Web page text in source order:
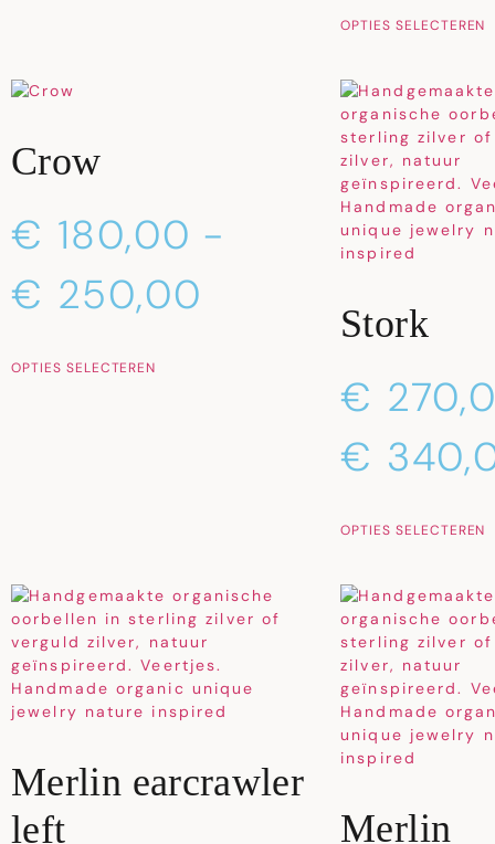
OPTIES SELECTEREN
Crow
€ 180,00 -
€ 250,00
OPTIES SELECTEREN
Stork
€
€
OPTIES SELECTEREN
Merlin earcrawler
left
Merlin